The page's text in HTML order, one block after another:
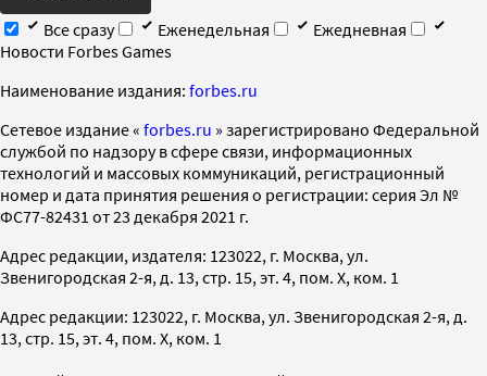
Все сразу
Еженедельная
Ежедневная
Новости Forbes Games
Наименование издания: forbes.ru
Cетевое издание « forbes.ru » зарегистрировано Федеральной
службой по надзору в сфере связи, информационных
технологий и массовых коммуникаций, регистрационный
номер и дата принятия решения о регистрации: серия Эл №
ФС77-82431 от 23 декабря 2021 г.
Адрес редакции, издателя: 123022, г. Москва, ул.
Звенигородская 2-я, д. 13, стр. 15, эт. 4, пом. X, ком. 1
Адрес редакции: 123022, г. Москва, ул. Звенигородская 2-я, д.
13, стр. 15, эт. 4, пом. X, ком. 1